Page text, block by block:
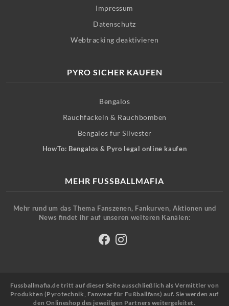
Impressum
Datenschutz
Webtracking deaktivieren
PYRO SICHER KAUFEN
Bengalos
Rauchfackeln & Rauchbomben
Bengalos für Silvester
HowTo: Bengalos & Pyro legal online kaufen
MEHR FUSSBALLMAFIA
Mehr rund um das Thema Fanszenen, Fankurven, Aktionen und
News findet ihr auf unseren weiteren Kanälen:
Fussballmafia.de tritt auf dieser Seite ausschließlich als Vermittler von
Produkten (Pyrotechnik, Fanwear für Fußballfans) auf. Sie werden auf
den Onlineshop des jeweiligen Partners weitergeleitet.